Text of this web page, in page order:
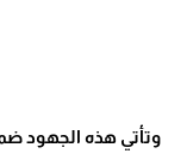
وتأتي هذه الجهود